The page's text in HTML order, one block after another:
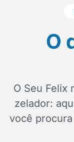
O
O Seu Felix
zelador:
você